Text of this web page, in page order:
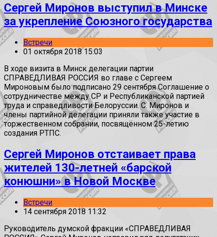
Сергей Миронов выступил в Минске
за укрепление Союзного государства
Встречи
01 октября 2018 15:03
В ходе визита в Минск делегации партии
СПРАВЕДЛИВАЯ РОССИЯ во главе с Сергеем
Мироновым было подписано 29 сентября Соглашение о
сотрудничестве между СР и Республиканской партией
труда и справедливости Белоруссии. С. Миронов и
члены партийной делегации приняли также участие в
торжественном собрании, посвящённом 25-летию
создания РТПС.
Сергей Миронов отстаивает права
жителей 130-летней «барской
конюшни» в Новой Москве
Встречи
14 сентября 2018 11:32
Руководитель думской фракции «СПРАВЕДЛИВАЯ